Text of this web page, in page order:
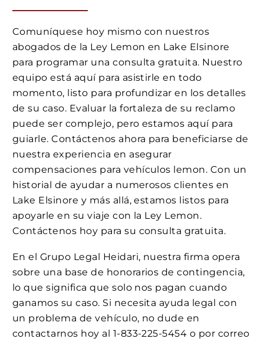
Comuníquese hoy mismo con nuestros
abogados de la Ley Lemon en Lake Elsinore
para programar una consulta gratuita. Nuestro
equipo está aquí para asistirle en todo
momento, listo para profundizar en los detalles
de su caso. Evaluar la fortaleza de su reclamo
puede ser complejo, pero estamos aquí para
guiarle. Contáctenos ahora para beneficiarse de
nuestra experiencia en asegurar
compensaciones para vehículos lemon. Con un
historial de ayudar a numerosos clientes en
Lake Elsinore y más allá, estamos listos para
apoyarle en su viaje con la Ley Lemon.
Contáctenos hoy para su consulta gratuita.
En el Grupo Legal Heidari, nuestra firma opera
sobre una base de honorarios de contingencia,
lo que significa que solo nos pagan cuando
ganamos su caso. Si necesita ayuda legal con
un problema de vehículo, no dude en
contactarnos hoy al 1-833-225-5454 o por correo